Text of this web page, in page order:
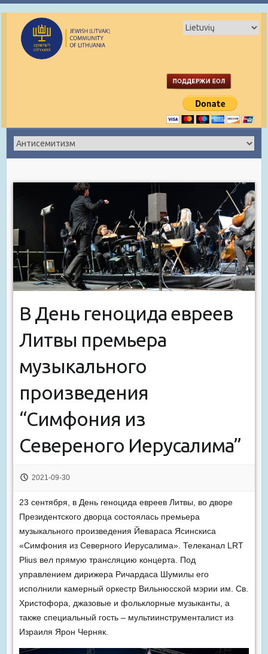
В День геноцида евреев
Литвы премьера
музыкального
произведения
“Симфония из
Севереного Иерусалима”
2021-09-30
23 сентября, в День геноцида евреев Литвы, во дворе
Президентского дворца состоялась премьера
музыкального произведения Йевараса Ясинскиса
«Симфония из Северного Иерусалима». Телеканал LRT
Рlius вел прямую трансляцию концерта. Под
управлением дирижера Ричардаса Шумилы его
исполнили камерный оркестр Вильнюсской мэрии им. Св.
Христофора, джазовые и фольклорные музыканты, а
также специальный гость – мультиинструменталист из
Израиля Ярон Черняк.